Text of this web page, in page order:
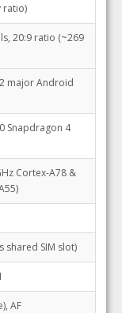
ratio)
20:9 ratio (~269
major Android
Snapdragon 4
Cortex-A78 &
shared SIM slot)
AF